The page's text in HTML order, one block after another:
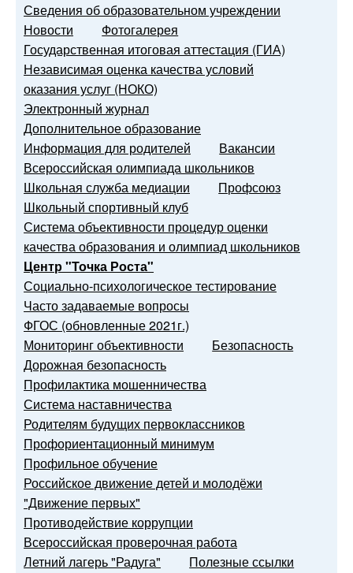
Сведения об образовательном учреждении
Новости
Фотогалерея
Государственная итоговая аттестация (ГИА)
Независимая оценка качества условий
оказания услуг (НОКО)
Электронный журнал
Дополнительное образование
Информация для родителей
Вакансии
Всероссийская олимпиада школьников
Школьная служба медиации
Профсоюз
Школьный спортивный клуб
Система объективности процедур оценки
качества образования и олимпиад школьников
Центр "Точка Роста"
Социально-психологическое тестирование
Часто задаваемые вопросы
ФГОС (обновленные 2021г.)
Мониторинг объективности
Безопасность
Дорожная безопасность
Профилактика мошенничества
Система наставничества
Родителям будущих первоклассников
Профориентационный минимум
Профильное обучение
Российское движение детей и молодёжи
"Движение первых"
Противодействие коррупции
Всероссийская проверочная работа
Летний лагерь "Радуга"
Полезные ссылки